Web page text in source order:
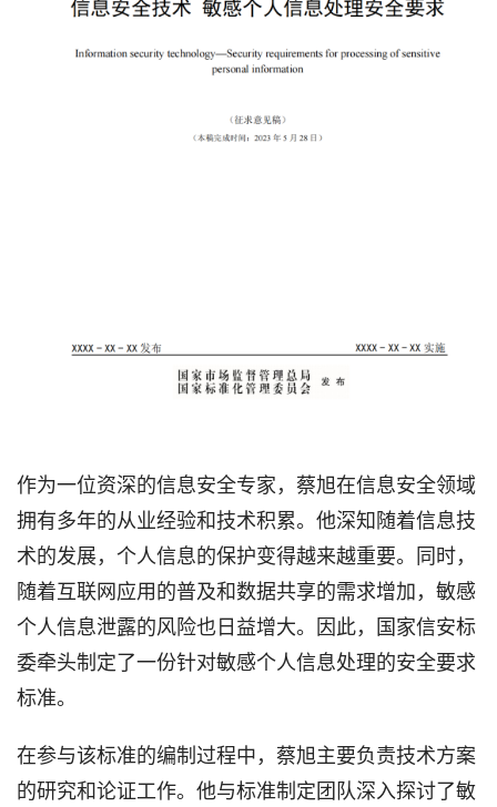
作为一位资深的信息安全专家，蔡旭在信息安全领域
拥有多年的从业经验和技术积累。他深知随着信息技
术的发展，个人信息的保护变得越来越重要。同时，
随着互联网应用的普及和数据共享的需求增加，敏感
个人信息泄露的风险也日益增大。因此，国家信安标
委牵头制定了一份针对敏感个人信息处理的安全要求
标准。
在参与该标准的编制过程中，蔡旭主要负责技术方案
的研究和论证工作。他与标准制定团队深入探讨了敏